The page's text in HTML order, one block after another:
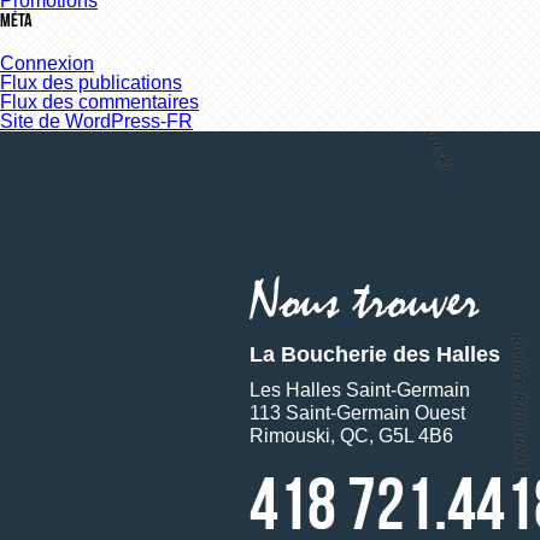
Méta
Connexion
Flux des publications
Flux des commentaires
Site de WordPress-FR
La Boucherie des Halles
Les Halles Saint-Germain
113 Saint-Germain Ouest
Rimouski, QC, G5L 4B6
418